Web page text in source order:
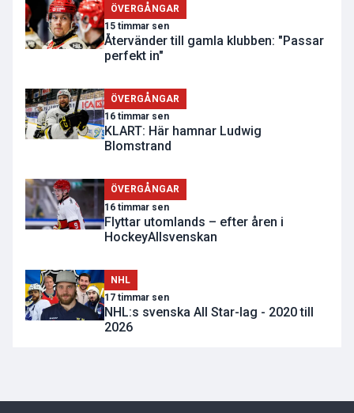
ÖVERGÅNGAR
15 timmar sen
Återvänder till gamla klubben: "Passar
perfekt in"
ÖVERGÅNGAR
16 timmar sen
KLART: Här hamnar Ludwig
Blomstrand
ÖVERGÅNGAR
16 timmar sen
Flyttar utomlands – efter åren i
HockeyAllsvenskan
NHL
17 timmar sen
NHL:s svenska All Star-lag - 2020 till
2026